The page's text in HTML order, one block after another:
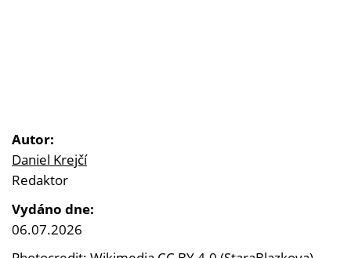
Autor:
Daniel Krejčí
Redaktor
Vydáno dne:
06.07.2026